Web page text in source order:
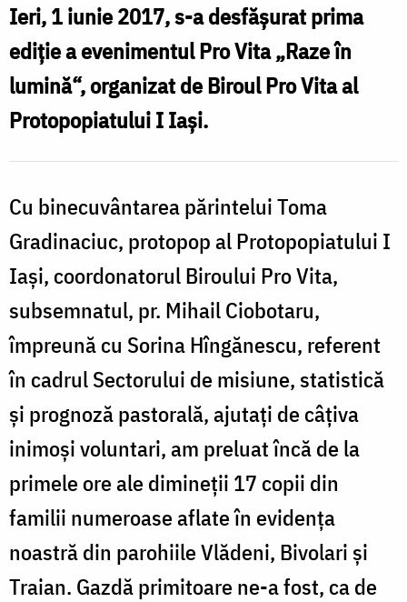
la
prima
ediţie
Ieri, 1 iunie 2017, s-a desfăşurat prima
ediţie a evenimentul Pro Vita „Raze în
lumină“, organizat de Biroul Pro Vita al
Protopopiatului I Iaşi.
Cu binecuvântarea părintelui Toma
Gradinaciuc, protopop al Protopopiatului I
Iaşi, coordonatorul Biroului Pro Vita,
subsemnatul, pr. Mihail Ciobotaru,
împreună cu Sorina Hîngănescu, referent
în cadrul Sectorului de misiune, statistică
şi prognoză pastorală, ajutaţi de câţiva
inimoşi voluntari, am preluat încă de la
primele ore ale dimineţii 17 copii din
familii numeroase aflate în evidenţa
noastră din parohiile Vlădeni, Bivolari şi
Traian. Gazdă primitoare ne-a fost, ca de